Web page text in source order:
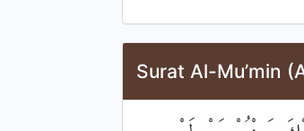
Surat Al-Mu’min